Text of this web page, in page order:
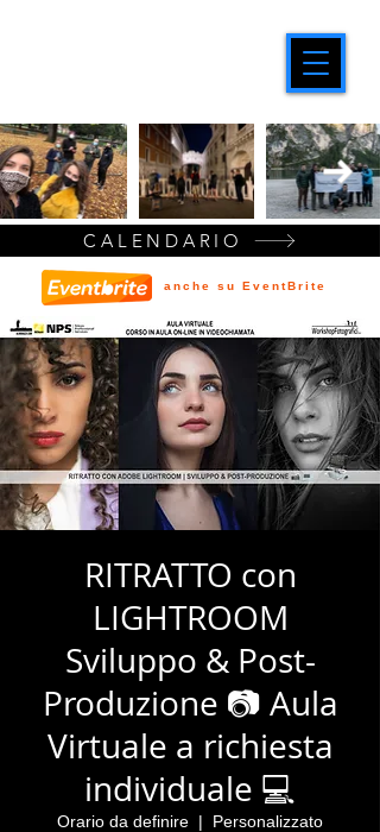
RITRATTO con
LIGHTROOM
Sviluppo & Post-
Produzione 📷 Aula
Virtuale a richiesta
individuale 💻
Orario da definire
  |
Personalizzato
CALENDARIO
anche su EventBrite